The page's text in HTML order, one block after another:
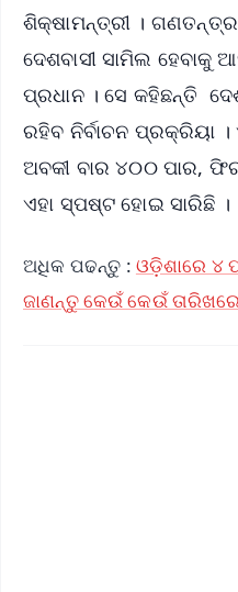
ଶିକ୍ଷାମନ୍ତ୍ରୀ ।
ଦେଶବାସୀ ସାମିଲ ହେବାକୁ
ପ୍ରଧାନ । ସେ କହିଛନ୍ତି
ରହିବ ନିର୍ବାଚନ ପ୍ରକ୍ରିୟା
ଅବକୀ ବାର ୪୦୦ ପାର,
ଏହା ସ୍ପଷ୍ଟ ହୋଇ ସାରିଛି ।
ଅଧିକ ପଢନ୍ତୁ : ଓଡ଼ିଶାରେ ୪
ଜାଣନ୍ତୁ କେଉଁ କେଉଁ